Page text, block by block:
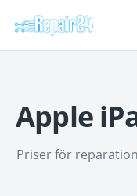
Apple
Priser för